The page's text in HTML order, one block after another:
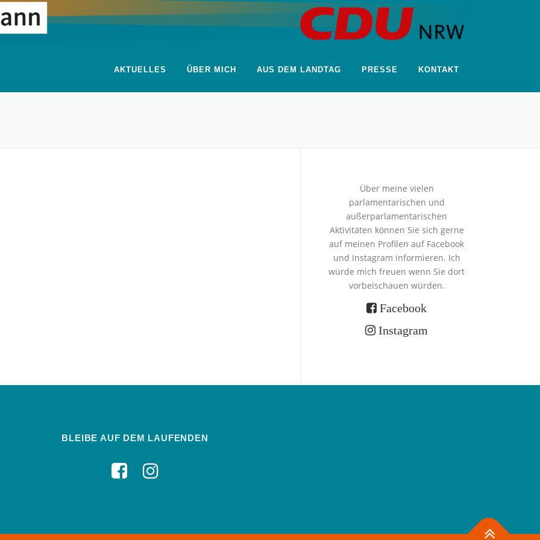
AKTUELLES ÜBER MICH AUS DEM LANDTAG PRESSE KONTAKT
Über meine vielen
parlamentarischen und
außerparlamentarischen
Aktivitäten können Sie sich gerne
auf meinen Profilen auf Facebook
und Instagram informieren. Ich
würde mich freuen wenn Sie dort
vorbeischauen würden.
Facebook
Instagram
BLEIBE AUF DEM LAUFENDEN